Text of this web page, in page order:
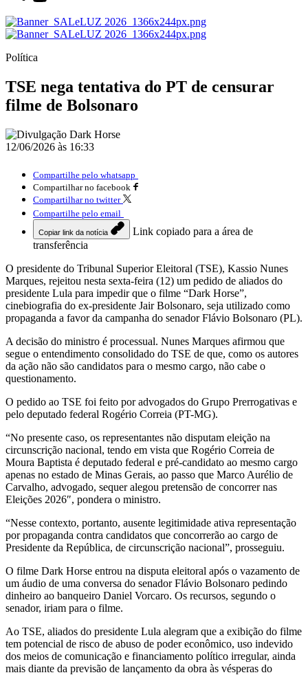
Política
TSE nega tentativa do PT de censurar
filme de Bolsonaro
12/06/2026 às 16:33
Compartilhe pelo whatsapp
Compartilhar no facebook
Compartilhar no twitter
Compartilhe pelo email
Copiar link da notícia
Link copiado para a área de
transferência
O presidente do Tribunal Superior Eleitoral (TSE), Kassio Nunes
Marques, rejeitou nesta sexta-feira (12) um pedido de aliados do
presidente Lula para impedir que o filme “Dark Horse”,
cinebiografia do ex-presidente Jair Bolsonaro, seja utilizado como
propaganda a favor da campanha do senador Flávio Bolsonaro (PL).
A decisão do ministro é processual. Nunes Marques afirmou que
segue o entendimento consolidado do TSE de que, como os autores
da ação não são candidatos para o mesmo cargo, não cabe o
questionamento.
O pedido ao TSE foi feito por advogados do Grupo Prerrogativas e
pelo deputado federal Rogério Correia (PT-MG).
“No presente caso, os representantes não disputam eleição na
circunscrição nacional, tendo em vista que Rogério Correia de
Moura Baptista é deputado federal e pré-candidato ao mesmo cargo
apenas no estado de Minas Gerais, ao passo que Marco Aurélio de
Carvalho, advogado, sequer alegou pretensão de concorrer nas
Eleições 2026″, pondera o ministro.
“Nesse contexto, portanto, ausente legitimidade ativa representação
por propaganda contra candidatos que concorrerão ao cargo de
Presidente da República, de circunscrição nacional”, prosseguiu.
O filme Dark Horse entrou na disputa eleitoral após o vazamento de
um áudio de uma conversa do senador Flávio Bolsonaro pedindo
dinheiro ao banqueiro Daniel Vorcaro. Os recursos, segundo o
senador, iriam para o filme.
Ao TSE, aliados do presidente Lula alegram que a exibição do filme
tem potencial de risco de abuso de poder econômico, uso indevido
dos meios de comunicação e financiamento político irregular, ainda
mais diante da previsão de lançamento da obra às vésperas do